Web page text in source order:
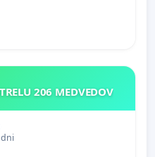
206 MEDVEDOV